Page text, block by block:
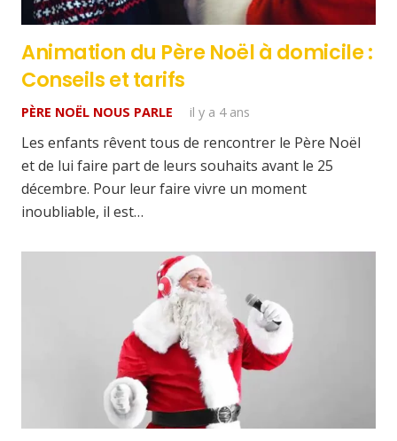
Animation du Père Noël à domicile :
Conseils et tarifs
PÈRE NOËL NOUS PARLE il y a 4 ans
Les enfants rêvent tous de rencontrer le Père Noël
et de lui faire part de leurs souhaits avant le 25
décembre. Pour leur faire vivre un moment
inoubliable, il est…